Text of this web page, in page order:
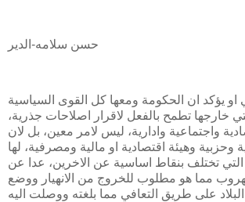
حسن سلامه-الدير
يؤكد ان الحكومة ومعها كل القوى السياسية
خارجها تطمح بالفعل لاقرار اصلاحات جذرية،
واجتماعية وادارية، ليس لامر معين، بل لان
وهيئة اقتصادية او مالية ومصرفية، لها
التي تختلف بنقاط اساسية عن الاخرين، عدا عن
مما هو مطلوب للخروج من الانهيار ووضع